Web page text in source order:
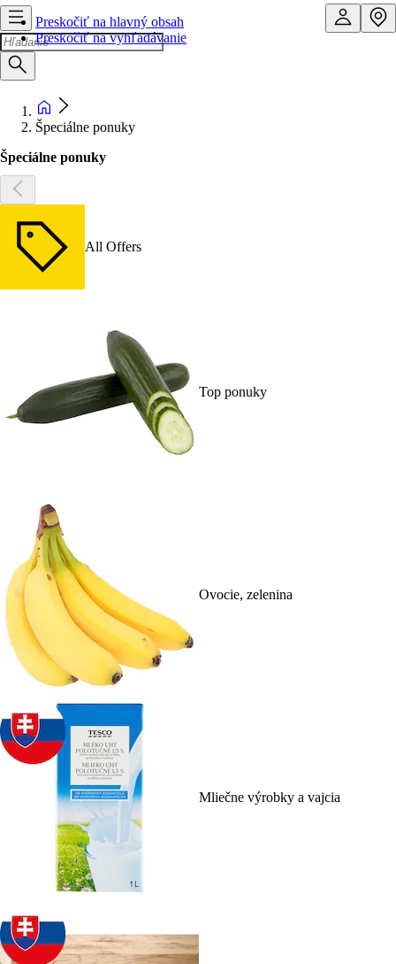
Preskočiť na hlavný obsah
Preskočiť na vyhľadávanie
Špeciálne ponuky
Špeciálne ponuky
All Offers
Top ponuky
Ovocie, zelenina
Mliečne výrobky a vajcia